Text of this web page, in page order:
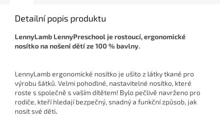
Detailní popis produktu
LennyLamb LennyPreschool je rostoucí, ergonomické
nosítko na nošení dětí ze100 % bavlny.
LennyLamb ergonomické nosítko je ušito z látky tkané pro
výrobu šátků. Velmi pohodlné, nastavitelné nosítko, které
roste s společně s vaším dítětem! Bylo pečlivě navrženo pro
rodiče, kteří hledají bezpečný, snadný a funkční způsob, jak
nosit své děti.